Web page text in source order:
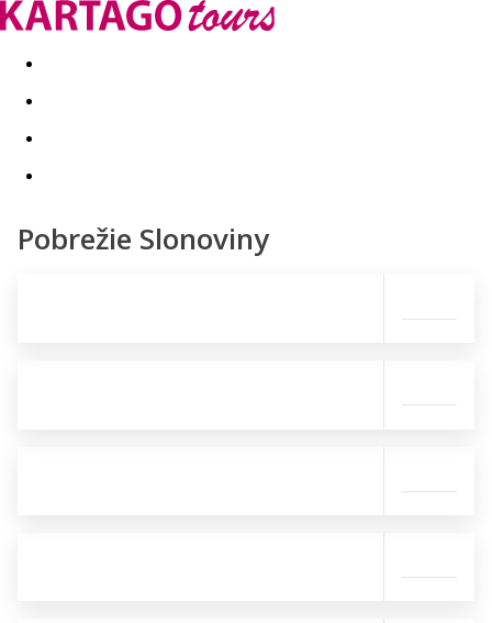
Last minute Dovolenkové kluby
Pobrežie Slonoviny